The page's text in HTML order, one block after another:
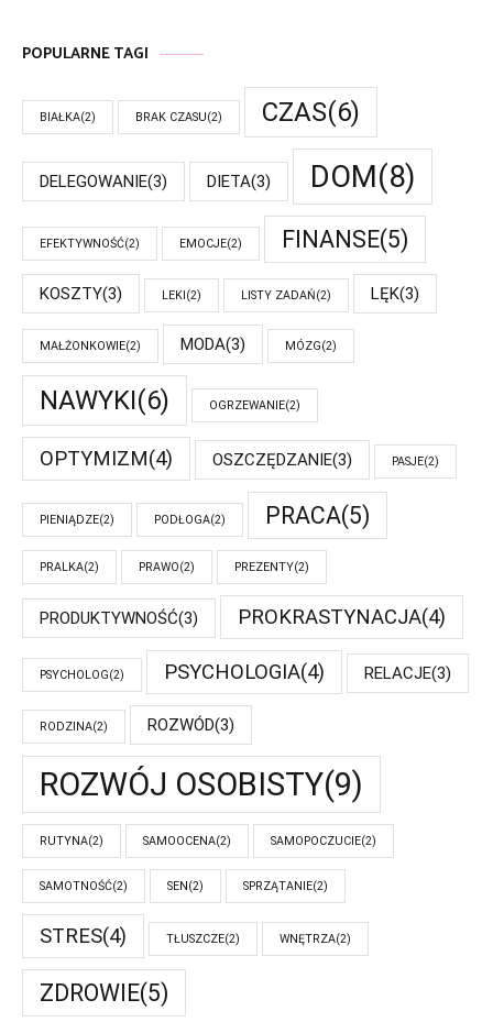
POPULARNE TAGI
BIAŁKA(2) BRAK CZASU(2) CZAS(6)
DELEGOWANIE(3) DIETA(3) DOM(8)
EFEKTYWNOŚĆ(2) EMOCJE(2) FINANSE(5)
KOSZTY(3) LEKI (2) LISTY ZADAŃ(2) LĘK(3)
MAŁŻONKOWIE(2) MODA(3) MÓZG(2)
NAWYKI(6) OGRZEWANIE(2)
OPTYMIZM(4) OSZCZĘDZANIE(3) PASJE(2)
PIENIĄDZE(2) PODŁOGA(2) PRACA(5)
PRALKA(2) PRAWO(2) PREZENTY(2)
PRODUKTYWNOŚĆ(3) PROKRASTYNACJA(4)
PSYCHOLOG(2) PSYCHOLOGIA(4) RELACJE(3)
RODZINA(2) ROZWÓD(3)
ROZWÓJ OSOBISTY(9)
RUTYNA(2) SAMOOCENA(2) SAMOPOCZUCIE(2)
SAMOTNOŚĆ(2) SEN (2) SPRZĄTANIE(2)
STRES(4) TŁUSZCZE(2) WNĘTRZA(2)
ZDROWIE(5)